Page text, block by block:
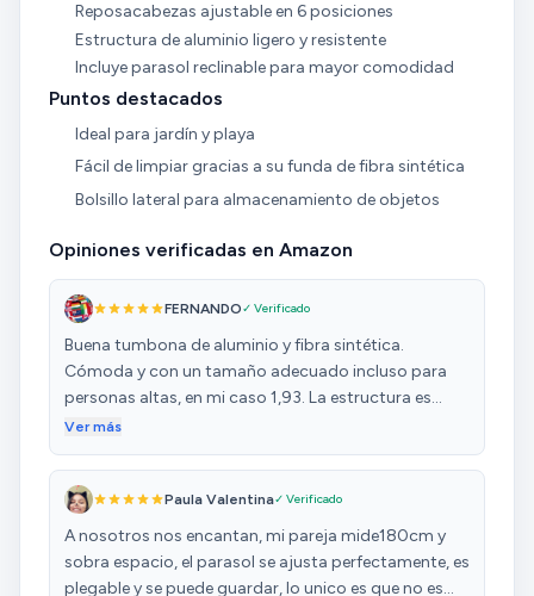
Reposacabezas ajustable en 6 posiciones
Estructura de aluminio ligero y resistente
Incluye parasol reclinable para mayor comodidad
Puntos destacados
Ideal para jardín y playa
Fácil de limpiar gracias a su funda de fibra sintética
Bolsillo lateral para almacenamiento de objetos
Opiniones verificadas en Amazon
FERNANDO✓ Verificado
Buena tumbona de aluminio y fibra sintética.
Cómoda y con un tamaño adecuado incluso para
personas altas, en mi caso 1,93. La estructura es
fuerte de aluminio y muy ligera. Se pliega con mucha
con las que se puede regular la inclinación hacia
delante y atrás además del giro sobre su eje. La fibra
sintética se ve resistente, de calidad y muy fácil de
limpiar. Dispone de asas para su transporte y de un
bolsillo lateral con dos compartimentos muy útiles.
Ver más
Paula Valentina✓ Verificado
A nosotros nos encantan, mi pareja mide180cm y
sobra espacio, el parasol se ajusta perfectamente, es
plegable y se puede guardar, lo unico es que no es